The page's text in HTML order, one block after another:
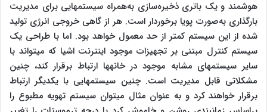
هوشمند و یک باتری ذخیره‌سازی به‌همراه سیستم‎هایی برای مدیریت
بارگذاری به‌صورت پویا برخوردار است. هر از گاهی خروجی انرژی تولید
شده از این سیستم کمتر از حد معمول خواهد بود. اما با طراحی یک
سیستم کنترل مبتنی بر تجهیزات موجود اینترنت اشیا که می‎تواند با
سایر سیستم‎های مشابه موجود در خانه‎ها ارتباط برقرار کند، چنین
مشکلاتی قابل مدیریت است. چنین سیستم‎هایی با یکدیگر ارتباط
برقرار خواهند کرد و به‌ عنوان مثال می‎توان سیستم تهویه مطبوع را